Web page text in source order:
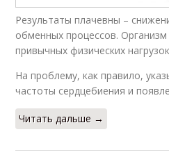
Результаты плачевны –
обменных процессов.
привычных физических
На проблему, как правило,
частоты сердцебиения и
Читать дальше →